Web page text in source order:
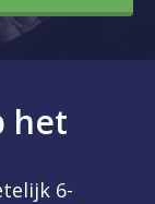
het
6-